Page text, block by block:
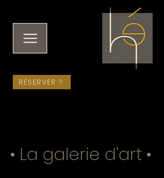
RÉSERVER ?
• La galerie d'art •